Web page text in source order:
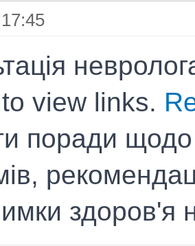
view links.
поради щодо
здоров'я